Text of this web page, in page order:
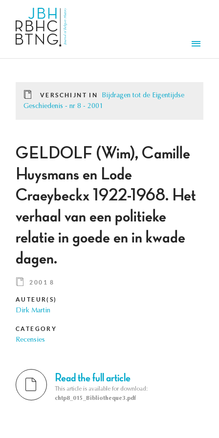
VERSCHIJNT IN
Bijdragen tot de Eigentijdse
Geschiedenis - nr 8 - 2001
GELDOLF (Wim), Camille
Huysmans en Lode
Craeybeckx 1922-1968. Het
verhaal van een politieke
relatie in goede en in kwade
dagen.
2001 8
AUTEUR(S)
Dirk Martin
CATEGORY
Recensies
Read the full article
This article is available for download:
chtp8_015_Bibliotheque3.pdf